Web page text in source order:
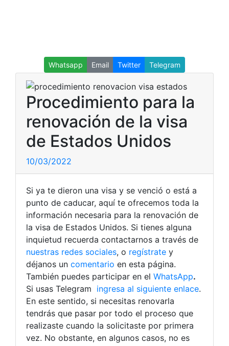
Whatsapp Email Twitter Telegram
Procedimiento para la
renovación de la visa
de Estados Unidos
10/03/2022
Si ya te dieron una visa y se venció o está a
punto de caducar, aquí te ofrecemos toda la
información necesaria para la renovación de
la visa de Estados Unidos. Si tienes alguna
inquietud recuerda contactarnos a través de
nuestras redes sociales, o regístrate y
déjanos un comentario en esta página.
También puedes participar en el WhatsApp.
Si usas Telegram ingresa al siguiente enlace.
En este sentido, si necesitas renovarla
tendrás que pasar por todo el proceso que
realizaste cuando la solicitaste por primera
vez. No obstante, en algunos casos, no es